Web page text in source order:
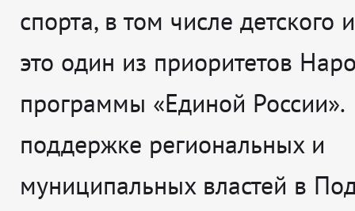
спорта, в том числе детского
это один из приоритетов
программы «Единой России».
поддержке региональных и
муниципальных властей в